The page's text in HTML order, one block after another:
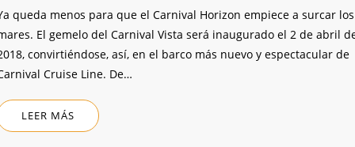
queda menos para que el Carnival Horizon empiece a surcar los
El gemelo del Carnival Vista será inaugurado el 2 de abril
convirtiéndose, así, en el barco más nuevo y espectacular de
Cruise Line. De…
LEER MÁS